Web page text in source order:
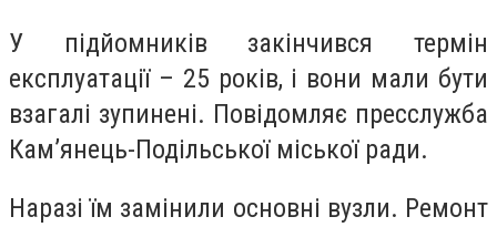
У підйомників закінчився термін
експлуатації – 25 років, і вони мали бути
взагалі зупинені. Повідомляє пресслужба
Кам’янець-Подільської міської ради.
Наразі їм замінили основні вузли. Ремонт